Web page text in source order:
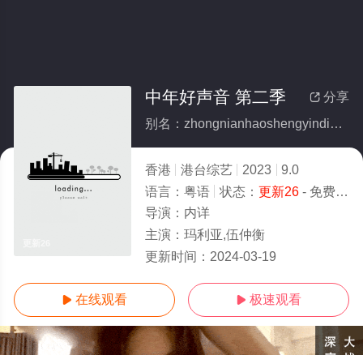
 分享
中年好声音 第二季
别名：zhongnianhaoshengyindierji
香港 港台综艺 2023
9.0
语言： 粤语 状态： 更新26- 免费在线观看
导演： 内详
主演： 玛利亚,伍仲衡
更新时间： 2024-03-19
 在线观看  极速观看